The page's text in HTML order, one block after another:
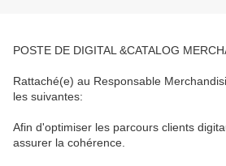
POSTE DE DIGITAL &CATALOG
Rattaché(e) au Responsable
les suivantes:
Afin d'optimiser les parcours clients
assurer la cohérence.